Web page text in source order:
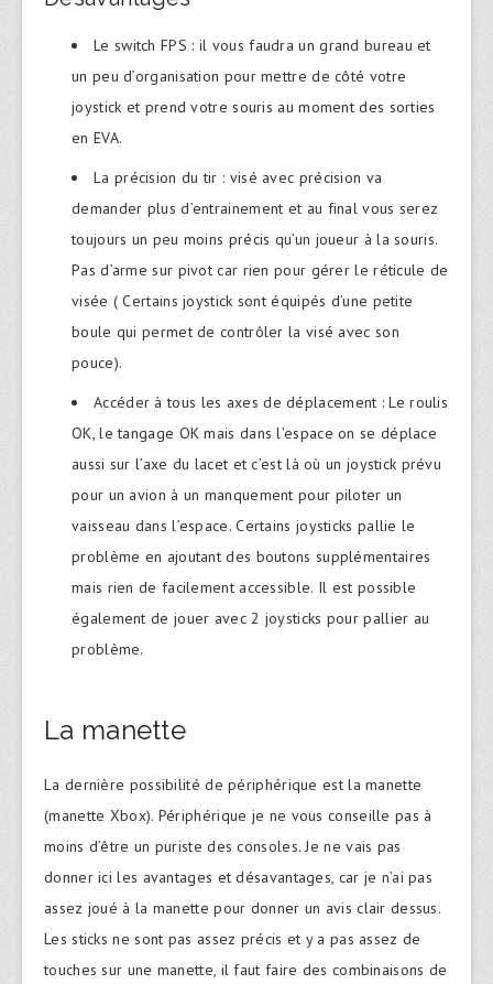
Le switch FPS : il vous faudra un grand bureau et
un peu d’organisation pour mettre de côté votre
joystick et prend votre souris au moment des sorties
en EVA.
La précision du tir : visé avec précision va
demander plus d’entrainement et au final vous serez
toujours un peu moins précis qu’un joueur à la souris.
Pas d’arme sur pivot car rien pour gérer le réticule de
visée ( Certains joystick sont équipés d’une petite
boule qui permet de contrôler la visé avec son
pouce).
Accéder à tous les axes de déplacement : Le roulis
OK, le tangage OK mais dans l’espace on se déplace
aussi sur l’axe du lacet et c’est là où un joystick prévu
pour un avion à un manquement pour piloter un
vaisseau dans l’espace. Certains joysticks pallie le
problème en ajoutant des boutons supplémentaires
mais rien de facilement accessible. Il est possible
également de jouer avec 2 joysticks pour pallier au
problème.
La manette
La dernière possibilité de périphérique est la manette
(manette Xbox). Périphérique je ne vous conseille pas à
moins d’être un puriste des consoles. Je ne vais pas
donner ici les avantages et désavantages, car je n’ai pas
assez joué à la manette pour donner un avis clair dessus.
Les sticks ne sont pas assez précis et y a pas assez de
touches sur une manette, il faut faire des combinaisons de